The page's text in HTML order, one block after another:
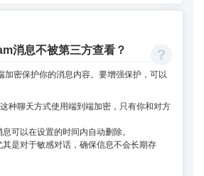
消息不被第三方查看？
加密保护你的消息内容。要增强保护，可以
这种聊天方式使用端到端加密，只有你和对方
可以在设置的时间内自动删除。
是对于敏感对话，确保信息不会长期存